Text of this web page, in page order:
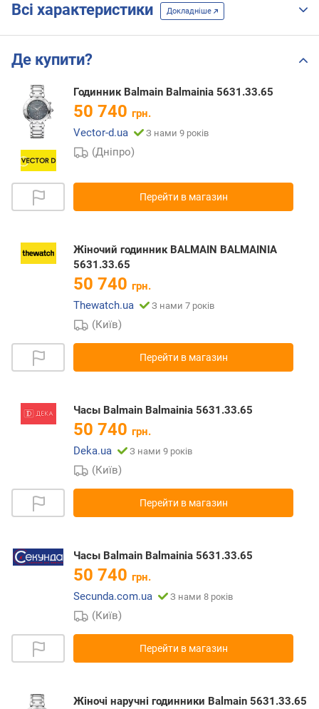
Всі характеристики Докладніше
Де купити?
Годинник Balmain Balmainia 5631.33.65
50 740 грн.
Vector-d.ua
З нами 9 років
(Дніпро)
Перейти в магазин
Жіночий годинник BALMAIN BALMAINIA
5631.33.65
50 740 грн.
Thewatch.ua
З нами 7 років
(Київ)
Перейти в магазин
Часы Balmain Balmainia 5631.33.65
50 740 грн.
Deka.ua
З нами 9 років
(Київ)
Перейти в магазин
Часы Balmain Balmainia 5631.33.65
50 740 грн.
Secunda.com.ua
З нами 8 років
(Київ)
Перейти в магазин
Жіночі наручні годинники Balmain 5631.33.65